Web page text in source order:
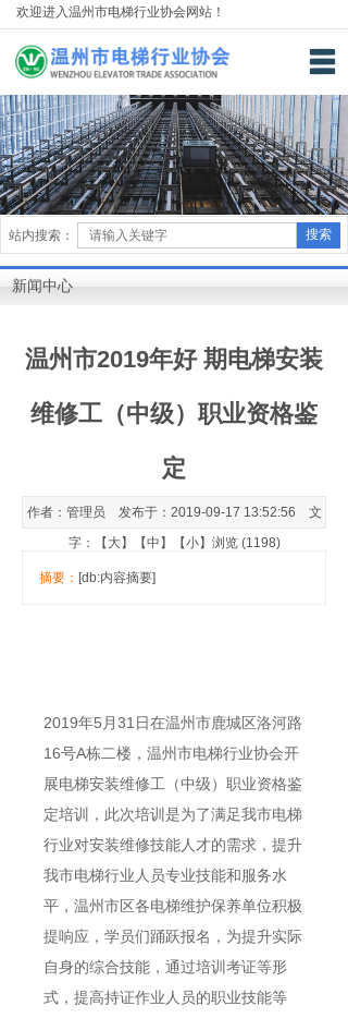
搜索
站内搜索：
欢迎进入温州市电梯行业协会网站！
网站首页
关于我们
新闻中心
技术专栏
教育培训
下载中心
联系我们
新闻中心
温州市2019年好 期电梯安装
维修工（中级）职业资格鉴
定
作者：管理员 发布于：2019-09-17 13:52:56 文
字：【 大】【中 】【小】浏览 (1198)
摘要： [db:内容摘要]
2019年5月31日在温州市鹿城区洛河路
16号A栋二楼，温州市电梯行业协会开
展电梯安装维修工（中级）职业资格鉴
定培训，此次培训是为了满足我市电梯
行业对安装维修技能人才的需求，提升
我市电梯行业人员专业技能和服务水
平，温州市区各电梯维护保养单位积极
提响应，学员们踊跃报名，为提升实际
自身的综合技能，通过培训考证等形
式，提高持证作业人员的职业技能等